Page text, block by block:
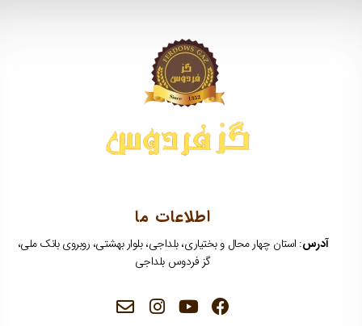
اطلاعات ما
آدرس: استان چهار محال و بختیاری، بلداجی، بلوار بهشتی، روبروی بانک ملی،
گز فردوس بلداجی